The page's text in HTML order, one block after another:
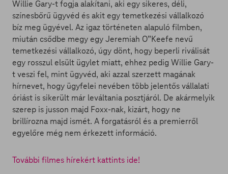
Willie Gary-t fogja alakítani, aki egy sikeres, déli,
színesbőrű ügyvéd és akit egy temetkezési vállalkozó
bíz meg ügyével. Az igaz történeten alapuló filmben,
miután csődbe megy egy Jeremiah O”Keefe nevű
temetkezési vállalkozó, úgy dönt, hogy beperli riválisát
egy rosszul elsült ügylet miatt, ehhez pedig Willie Gary-
t veszi fel, mint ügyvéd, aki azzal szerzett magának
hírnevet, hogy ügyfelei nevében több jelentős vállalati
óriást is sikerült már leváltania posztjáról. De akármelyik
szerep is jusson majd Foxx-nak, kizárt, hogy ne
brillírozna majd ismét. A forgatásról és a premierről
egyelőre még nem érkezett információ.
További filmes hírekért kattints ide!